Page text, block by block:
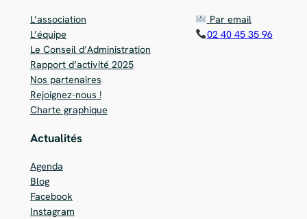
L’association
L’équipe
Le Conseil d’Administration
Rapport d’activité 2025
Nos partenaires
Rejoignez-nous !
Charte graphique
Par email
02 40 45 35 96
Actualités
Agenda
Blog
Facebook
Instagram